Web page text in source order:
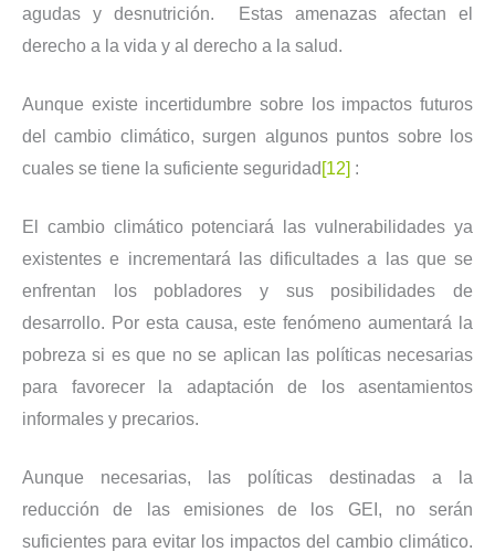
agudas y desnutrición. Estas amenazas afectan el
derecho a la vida y al derecho a la salud.
Aunque existe incertidumbre sobre los impactos futuros
del cambio climático, surgen algunos puntos sobre los
cuales se tiene la suficiente seguridad [12] :
El cambio climático potenciará las vulnerabilidades ya
existentes e incrementará las dificultades a las que se
enfrentan los pobladores y sus posibilidades de
desarrollo. Por esta causa, este fenómeno aumentará la
pobreza si es que no se aplican las políticas necesarias
para favorecer la adaptación de los asentamientos
informales y precarios.
Aunque necesarias, las políticas destinadas a la
reducción de las emisiones de los GEI, no serán
suficientes para evitar los impactos del cambio climático.